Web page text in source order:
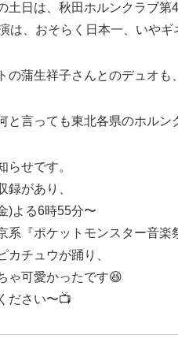
土日は、秋田ホルンクラブ第
は、おそらく日本一、いやギ
の蒲生祥子さんとのデュオ
と言っても東北各県のホル
らせです。
録があり、
)よる6時55分〜
系『ポケットモンスター音楽
カチュウが踊り、
ゃ可愛かったです😆
ださい〜📺